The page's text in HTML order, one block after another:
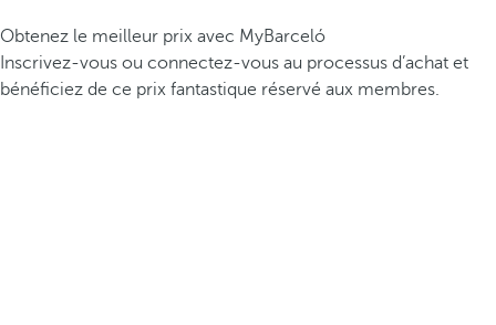
Obtenez le meilleur prix avec MyBarceló
Inscrivez-vous ou connectez-vous au processus d’achat et
bénéficiez de ce prix fantastique réservé aux membres.